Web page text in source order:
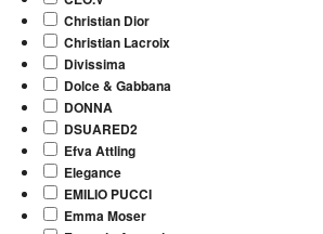
Christian Dior
Christian Lacroix
Divissima
Dolce & Gabbana
DONNA
DSUARED2
Efva Attling
Elegance
EMILIO PUCCI
Emma Moser